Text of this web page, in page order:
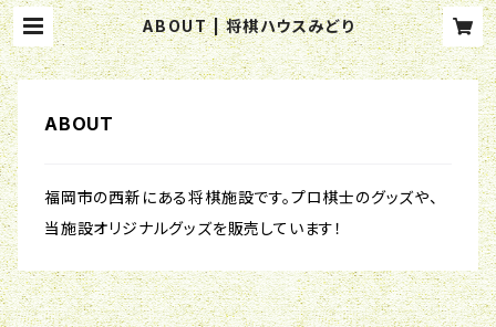
ABOUT | 将棋ハウスみどり
ABOUT
福岡市の西新にある将棋施設です。プロ棋士のグッズや、
当施設オリジナルグッズを販売しています！